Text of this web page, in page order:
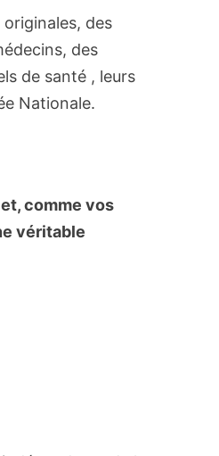
des
des
de santé , leurs
Nationale.
comme vos
véritable